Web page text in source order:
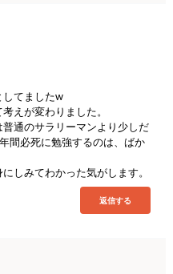
してましたw
えが変わりました。
通のサラリーマンより少しだ
間必死に勉強するのは、ばか
しみてわかった気がします。
返信する